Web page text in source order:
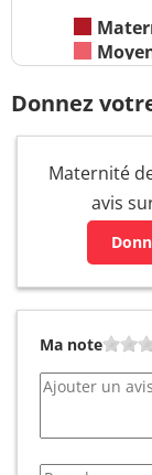
Donnez
Maternité
avis
Ma note